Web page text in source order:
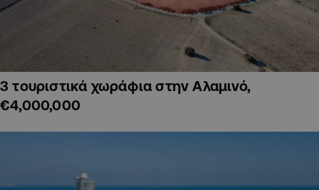
3 τουριστικά χωράφια στην Αλαμινό,
€4,000,000